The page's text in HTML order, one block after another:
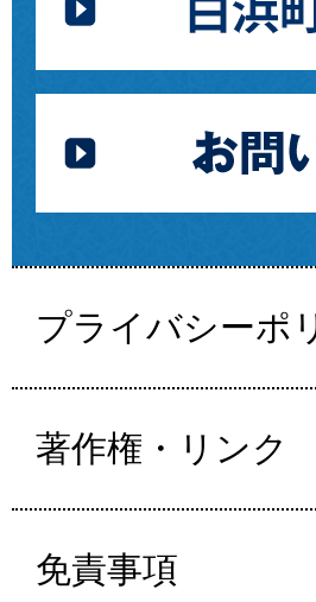
プライバシーポ
著作権・リンク
免責事項